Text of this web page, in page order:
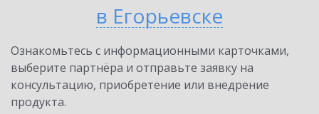
в Егорьевске
Ознакомьтесь с информационными карточками,
выберите партнёра и отправьте заявку на
консультацию, приобретение или внедрение
продукта.